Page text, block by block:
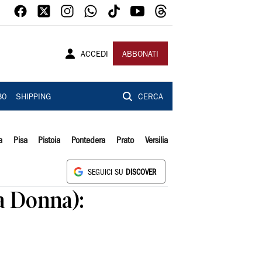
ACCEDI ABBONATI
SHIPPING CERCA
Pisa Pistoia Pontedera Prato Versilia
SEGUICI SU DISCOVER
Donna):